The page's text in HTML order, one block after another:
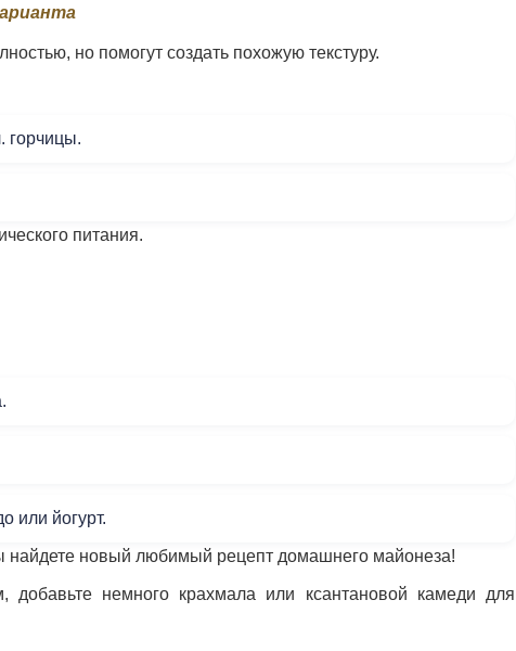
но помогут создать похожую текстуру.
горчицы.
питания.
или йогурт.
новый любимый рецепт домашнего майонеза!
добавьте немного крахмала или ксантановой камеди для